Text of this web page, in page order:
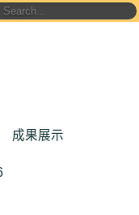
成果展示